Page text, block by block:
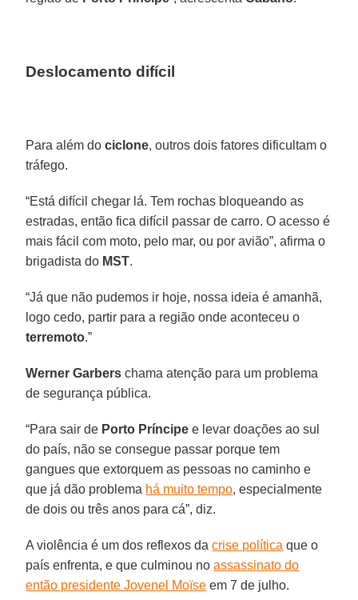
Deslocamento difícil
Para além dociclone, outros dois fatores dificultam o
tráfego.
“Está difícil chegar lá. Tem rochas bloqueando as
estradas, então fica difícil passar de carro. O acesso é
mais fácil com moto, pelo mar, ou por avião”, afirma o
brigadista do MST.
“Já que não pudemos ir hoje, nossa ideia é amanhã,
logo cedo, partir para a região onde aconteceu o
terremoto.”
Werner Garbers chama atenção para um problema
de segurança pública.
“Para sair de Porto Príncipe e levar doações ao sul
do país, não se consegue passar porque tem
gangues que extorquem as pessoas no caminho e
que já dão problema há muito tempo, especialmente
de dois ou três anos para cá”, diz.
A violência é um dos reflexos dacrise política que o
país enfrenta, e que culminou noassassinato do
então presidente Jovenel Moïse em 7 de julho.